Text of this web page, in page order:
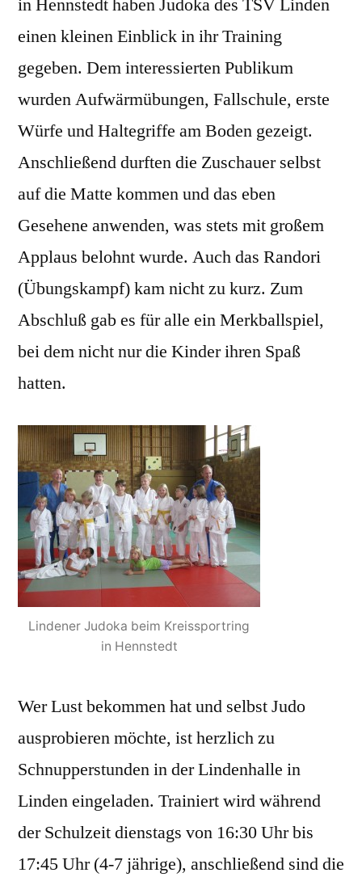
in Hennstedt haben Judoka des TSV Linden
einen kleinen Einblick in ihr Training
gegeben. Dem interessierten Publikum
wurden Aufwärmübungen, Fallschule, erste
Würfe und Haltegriffe am Boden gezeigt.
Anschließend durften die Zuschauer selbst
auf die Matte kommen und das eben
Gesehene anwenden, was stets mit großem
Applaus belohnt wurde. Auch das Randori
(Übungskampf) kam nicht zu kurz. Zum
Abschluß gab es für alle ein Merkballspiel,
bei dem nicht nur die Kinder ihren Spaß
hatten.
Lindener Judoka beim Kreissportring
in Hennstedt
Wer Lust bekommen hat und selbst Judo
ausprobieren möchte, ist herzlich zu
Schnupperstunden in der Lindenhalle in
Linden eingeladen. Trainiert wird während
der Schulzeit dienstags von 16:30 Uhr bis
17:45 Uhr (4-7 jährige), anschließend sind die